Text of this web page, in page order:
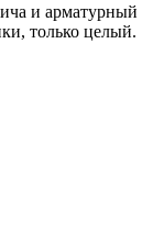
и арматурный
только целый.